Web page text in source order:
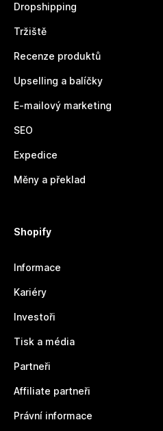
Dropshipping
Tržiště
Recenze produktů
Upselling a balíčky
E-mailový marketing
SEO
Expedice
Měny a překlad
Shopify
Informace
Kariéry
Investoři
Tisk a média
Partneři
Affiliate partneři
Právní informace